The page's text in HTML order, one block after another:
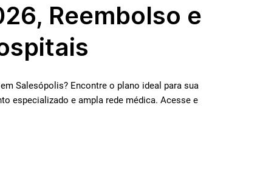
Reembolso e
Salesópolis? Encontre o plano ideal para sua
especializado e ampla rede médica. Acesse e